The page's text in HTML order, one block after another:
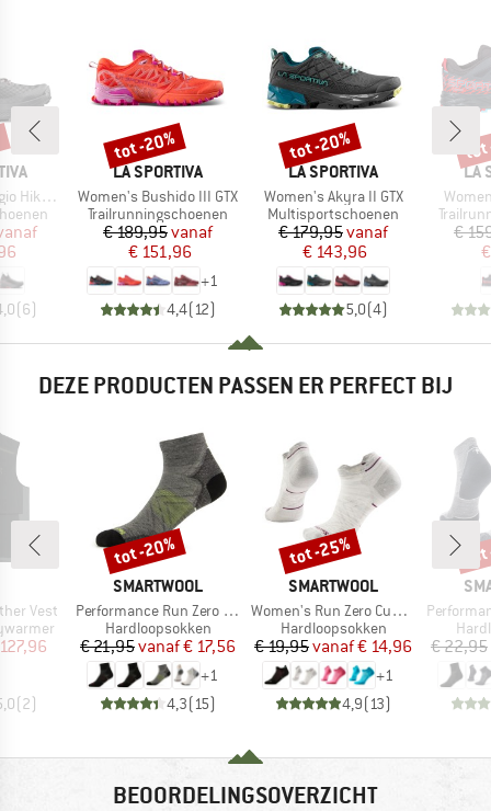
GTX
prijs
(6)
MERK
LA SPORTIVA
Artikel
Women's Bushido III GTX
Productgroep
Trailrunningschoenen
Prijs
€ 189,95Verlaagde prijs
vanaf
€ 151,96
+1
4,4( 12)
Korting
tot -20%
MERK
LA SPORTIVA
Artikel
Women's Akyra II GTX
Productgroep
Multisportschoenen
Prijs
€ 179,95Verlaagde prijs
vanaf
€ 143,96
5,0(4)
Korting
tot -20%
LA
Artikel
€
tot
DEZE PRODUCTEN PASSEN ER PERFECT BIJ
Vest
prijs
(2)
MERK
SMARTWOOL
Artikel
Performance Run Zero Cushion Ankle
Productgroep
Hardloopsokken
Prijs
€ 21,95 Verlaagde prijs
vanaf€ 17,56
+1
4,3(15)
Korting
tot -20%
MERK
SMARTWOOL
Artikel
Women's Run Zero Cushion Low Ankle
Productgroep
Hardloopsokken
Prijs
€ 19,95 Verlaagde prijs
vanaf€ 14,96
+1
4,9(13)
Korting
tot -25%
Artikel
Performance Run
€ 22,95
BEOORDELINGSOVERZICHT